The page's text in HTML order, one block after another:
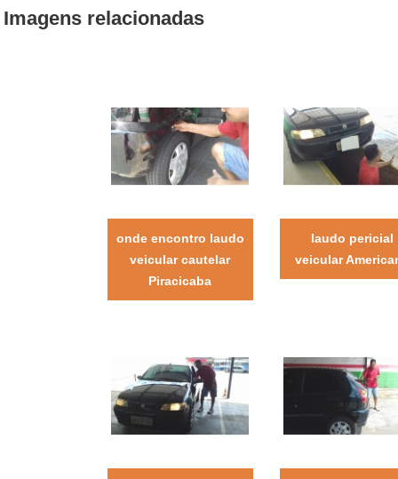
Imagens relacionadas
onde encontro laudo
veicular cautelar
Piracicaba
laudo pericial
veicular